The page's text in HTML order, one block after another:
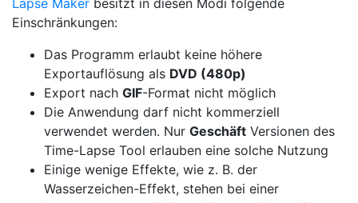
Lapse Maker besitzt in diesen Modi folgende
Einschränkungen:
Das Programm erlaubt keine höhere
Exportauflösung als DVD (480p)
Export nach GIF-Format nicht möglich
Die Anwendung darf nicht kommerziell
verwendet werden. Nur Geschäft Versionen des
Time-Lapse Tool erlauben eine solche Nutzung
Einige wenige Effekte, wie z. B. der
Wasserzeichen-Effekt, stehen bei einer